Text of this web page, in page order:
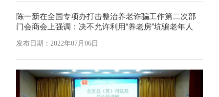
陈一新在全国专项办打击整治养老诈骗工作第二次部
门会商会上强调：决不允许利用“养老房”坑骗老年人
发布日期：2022年07月06日